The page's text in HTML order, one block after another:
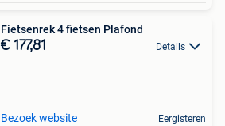
Fietsenrek 4 fietsen Plafond
€ 177,81 Details
Bezoek website Eergisteren